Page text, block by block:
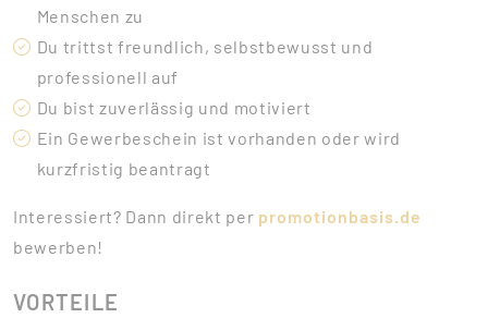
Menschen zu
Du trittst freundlich, selbstbewusst und
professionell auf
Du bist zuverlässig und motiviert
Ein Gewerbeschein ist vorhanden oder wird
kurzfristig beantragt
Interessiert? Dann direkt per promotionbasis.de
bewerben!
VORTEILE